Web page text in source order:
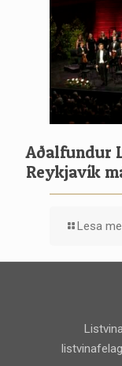
Aðalfundur
Reykjavík
Lesa